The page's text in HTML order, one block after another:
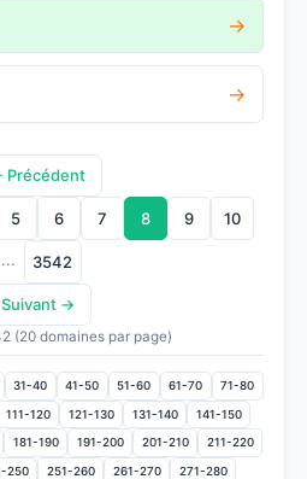
→
→
Précédent
5 6 7 8 9 10
... 3542
Suivant →
(20 domaines par page)
31-40 41-50 51-60 61-70 71-80
111-120 121-130 131-140 141-150
181-190 191-200 201-210 211-220
250 251-260 261-270 271-280